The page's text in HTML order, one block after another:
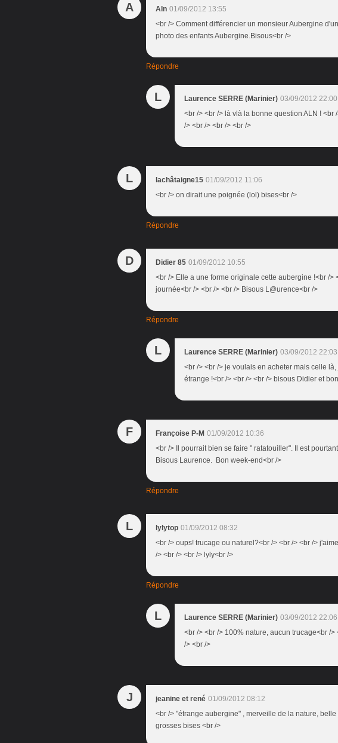
A Aln 01/09/2012 13:55
<br /> Comment différencier un monsieur Aubergine
photo des enfants Aubergine.Bisous<br />
Répondre
L Laurence SERRE (Marinier) 03/09/2012 22:00
<br /> <br /> là vlà la bonne question ALN ! <br
/> <br /> <br /> <br />
L lachâtaigne15 01/09/2012 11:06
<br /> on dirait une poignée (lol) bises<br />
Répondre
D Didier 85 01/09/2012 10:55
<br /> Elle a une forme originale cette aubergine !<br />
journée<br /> <br /> <br /> Bisous L@urence<br />
Répondre
L Laurence SERRE (Marinier) 03/09/2012 22:03
<br /> <br /> je voulais en acheter mais celle
étrange !<br /> <br /> <br /> bisous Didier et
F Françoise P-M 01/09/2012 10:36
<br /> Il pourrait bien se faire " ratatouiller". Il est
Bisous Laurence. Bon week-end<br />
Répondre
L lylytop 01/09/2012 08:32
<br /> oups! trucage ou naturel?<br /> <br /> <br />
/> <br /> <br /> lyly<br />
Répondre
L Laurence SERRE (Marinier) 03/09/2012 22:06
<br /> <br /> 100% nature, aucun trucage<br /
/> <br />
J jeanine et rené 01/09/2012 08:12
<br /> "étrange aubergine" , merveille de la nature,
grosses bises <br />